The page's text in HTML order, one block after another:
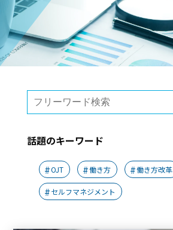
話題のキーワード
OJT 働き方 働き方改革
セルフマネジメント